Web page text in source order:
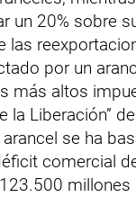
un 20% sobre
las
por un
más altos
la Liberación”
se ha
comercial
millones